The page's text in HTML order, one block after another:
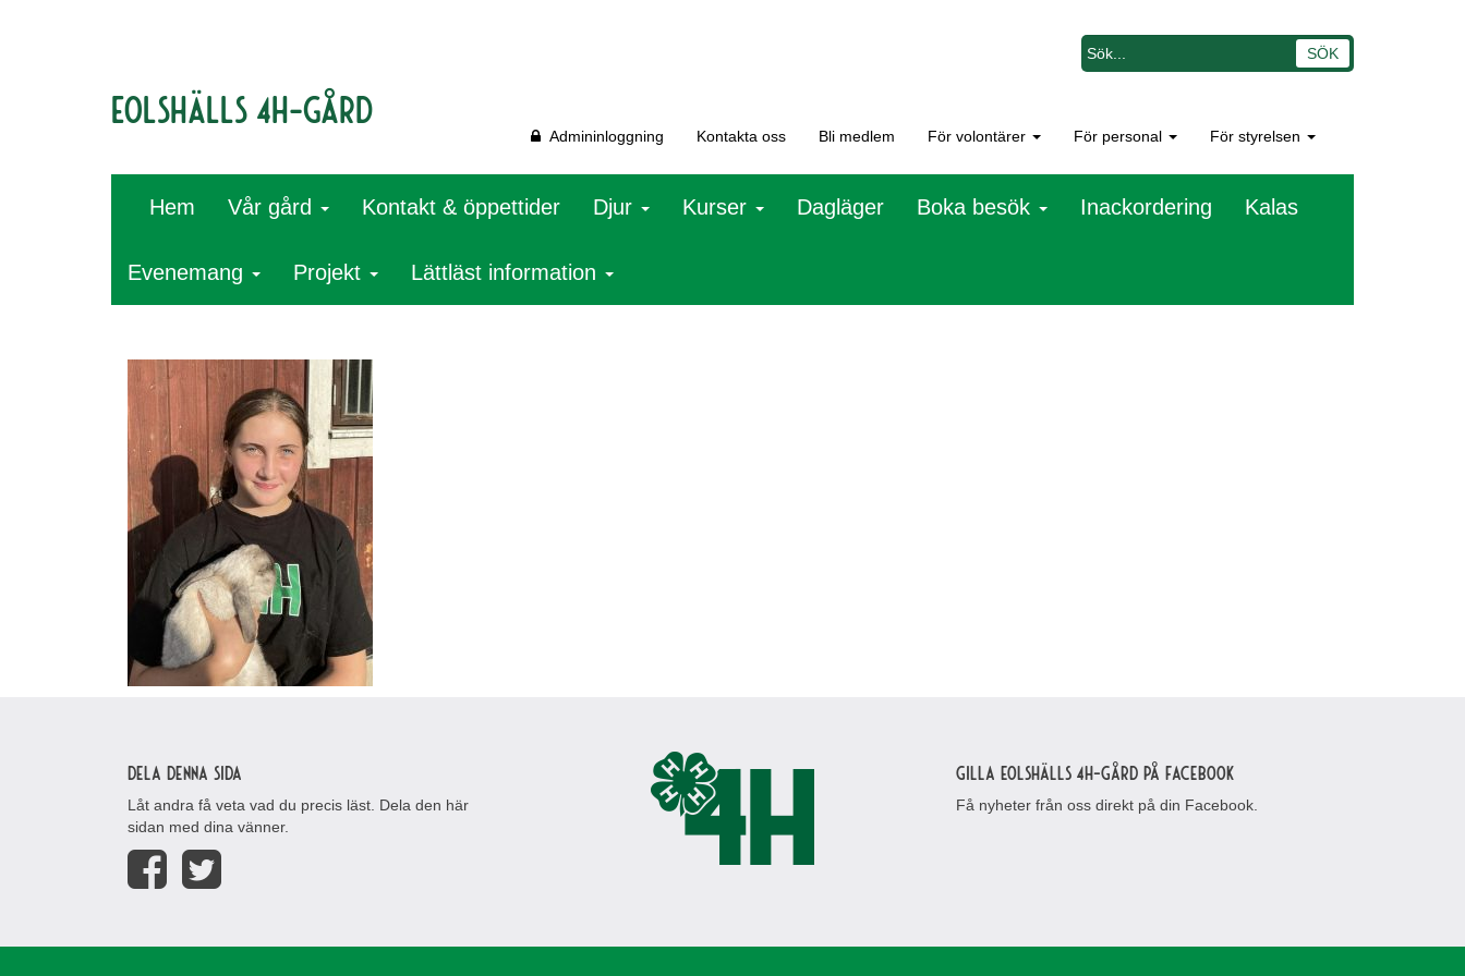
Eolshälls 4H-gård
Admininloggning Kontakta oss Bli medlem För volontärer För personal För styrelsen
Hem Vår gård Kontakt & öppettider Djur Kurser Dagläger Boka besök Inackordering Kalas
Evenemang Projekt Lättläst information
Dela denna sida
Låt andra få veta vad du precis läst. Dela den här
sidan med dina vänner.
Gilla Eolshälls 4H-gård på Facebook
Få nyheter från oss direkt på din Facebook.